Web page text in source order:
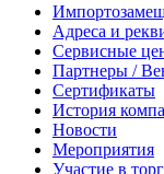
Адреса и
Сервисные
Партнеры /
Сертификаты
История
Новости
Мероприятия
Участие в